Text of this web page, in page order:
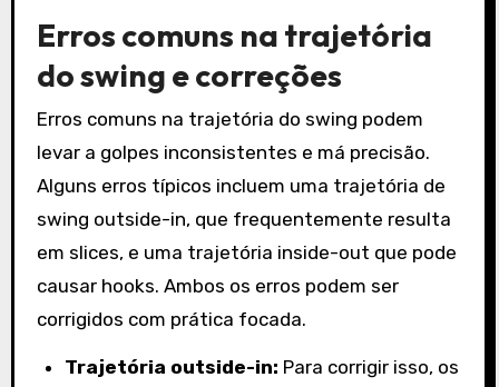
Erros comuns na trajetória
do swing e correções
Erros comuns na trajetória do swing podem
levar a golpes inconsistentes e má precisão.
Alguns erros típicos incluem uma trajetória de
swing outside-in, que frequentemente resulta
em slices, e uma trajetória inside-out que pode
causar hooks. Ambos os erros podem ser
corrigidos com prática focada.
Trajetória outside-in: Para corrigir isso, os